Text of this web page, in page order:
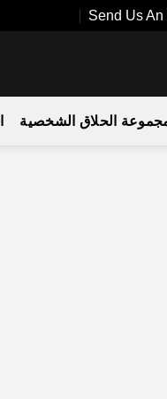
Send Us An
الحلاق الشخصية